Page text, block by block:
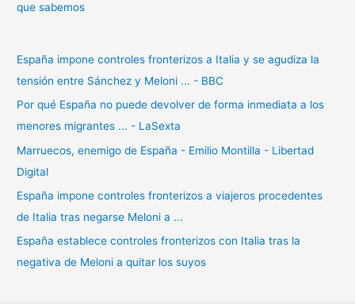
que sabemos
España impone controles fronterizos a Italia y se agudiza la
tensión entre Sánchez y Meloni ... - BBC
Por qué España no puede devolver de forma inmediata a los
menores migrantes ... - LaSexta
Marruecos, enemigo de España - Emilio Montilla - Libertad
Digital
España impone controles fronterizos a viajeros procedentes
de Italia tras negarse Meloni a ...
España establece controles fronterizos con Italia tras la
negativa de Meloni a quitar los suyos